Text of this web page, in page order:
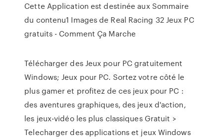
Cette Application est destinée aux Sommaire
du contenu1 Images de Real Racing 32 Jeux PC
gratuits - Comment Ça Marche
Télécharger des Jeux pour PC gratuitement
Windows; Jeux pour PC. Sortez votre côté le
plus gamer et profitez de ces jeux pour PC :
des aventures graphiques, des jeux d'action,
les jeux-vidéo les plus classiques Gratuit >
Telecharger des applications et jeux Windows